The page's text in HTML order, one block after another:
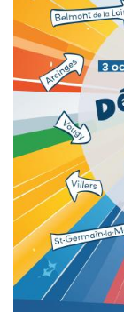
Communication
MNL